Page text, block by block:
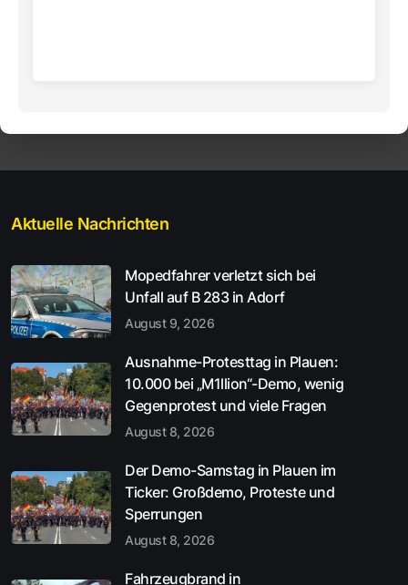
Aktuelle Nachrichten
Mopedfahrer verletzt sich bei
Unfall auf B 283 in Adorf
August 9, 2026
Ausnahme-Protesttag in Plauen:
10.000 bei „M1llion“-Demo, wenig
Gegenprotest und viele Fragen
August 8, 2026
Der Demo-Samstag in Plauen im
Ticker: Großdemo, Proteste und
Sperrungen
August 8, 2026
Fahrzeugbrand in